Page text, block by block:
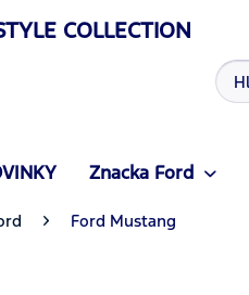
COLLECTION
Znacka Ford
Ford Mustang